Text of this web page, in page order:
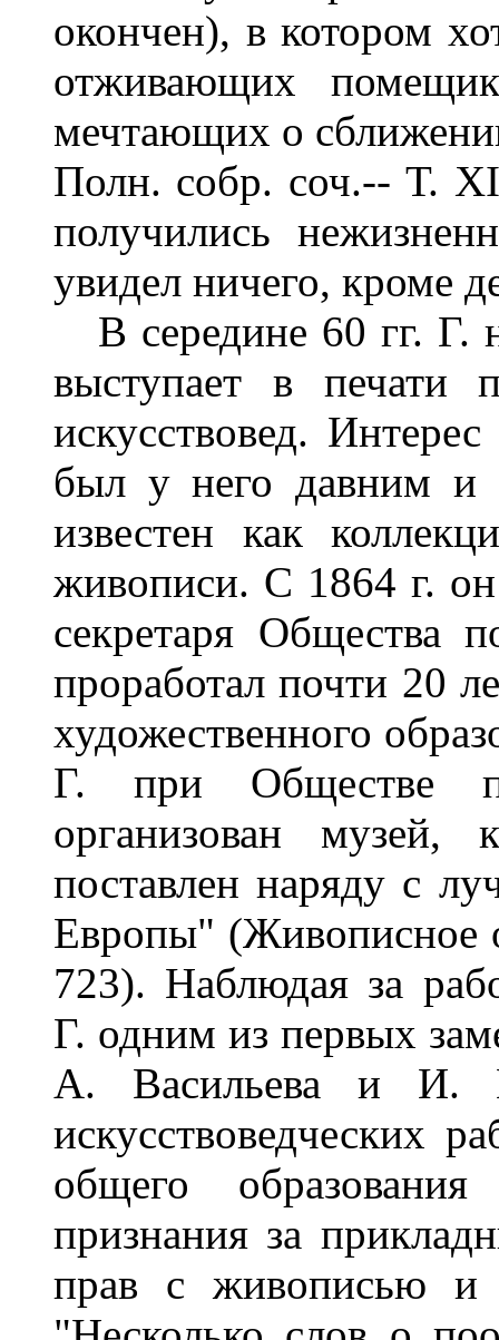
окончен), в котором
отживающих
мечтающих о
Полн. собр. соч.-- Т.
получились
увидел ничего, кроме
В середине 60 гг. Г.
выступает в печати
искусствовед.
был у него давним и
известен как
живописи. С 1864 г.
секретаря Общества
проработал почти 20
художественного
Г. при Обществе
организован
поставлен наряду с
Европы" (Живописное
723). Наблюдая за
Г. одним из первых
А. Васильева и И.
искусствоведческих
общего
признания за
прав с живописью и